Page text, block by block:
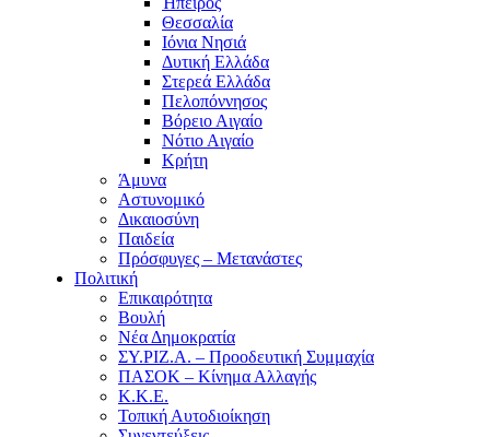
Θεσσαλία
Ιόνια Νησιά
Δυτική Ελλάδα
Στερεά Ελλάδα
Πελοπόννησος
Βόρειο Αιγαίο
Νότιο Αιγαίο
Κρήτη
Άμυνα
Αστυνομικό
Δικαιοσύνη
Παιδεία
Πρόσφυγες – Μετανάστες
Πολιτική
Επικαιρότητα
Βουλή
Νέα Δημοκρατία
ΣΥ.ΡΙΖ.Α. – Προοδευτική Συμμαχία
ΠΑΣΟΚ – Κίνημα Αλλαγής
Κ.Κ.Ε.
Τοπική Αυτοδιοίκηση